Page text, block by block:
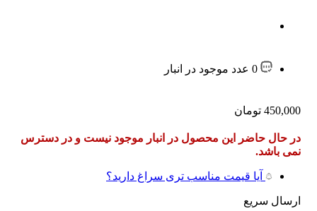
0 عدد موجود در انبار
450,000 تومان
در حال حاضر این محصول در انبار موجود نیست و در دسترس
نمی باشد.
آیا قیمت مناسب تری سراغ دارید؟
ارسال سریع